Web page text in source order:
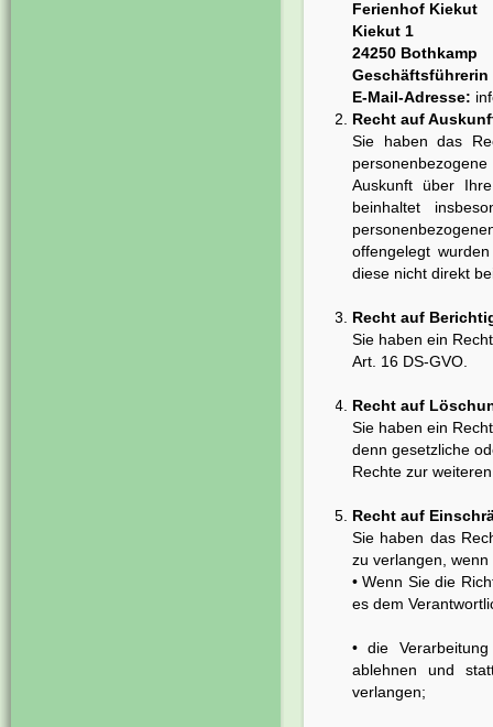
Ferienhof Kiekut
Kiekut 1
24250 Bothkamp
Geschäftsführerin
E-Mail-Adresse:
Recht auf
Sie haben das
Auskunft über
beinhaltet
offengelegt
diese nicht direkt
Recht auf
Sie haben ein
Art. 16 DS-GVO.
Recht auf
Sie haben ein
denn gesetzliche
Rechte zur
Recht auf
Sie haben das
zu verlangen,
• Wenn Sie die
es dem
• die
ablehnen und
verlangen;